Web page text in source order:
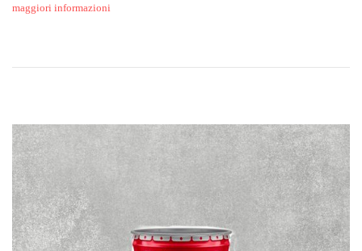
maggiori informazioni